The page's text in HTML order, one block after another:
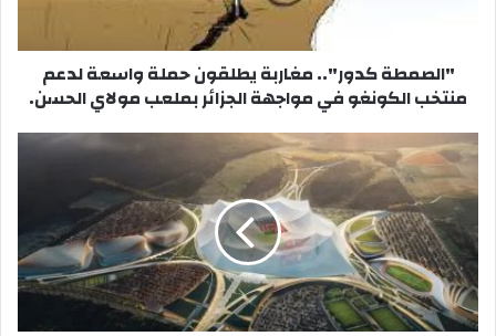
ب
"الصمطة كدور".. مغاربة يطلقون حملة واسعة لدعم
منتخب الكونغو في مواجهة الجزائر بملعب مولاي الحسن.